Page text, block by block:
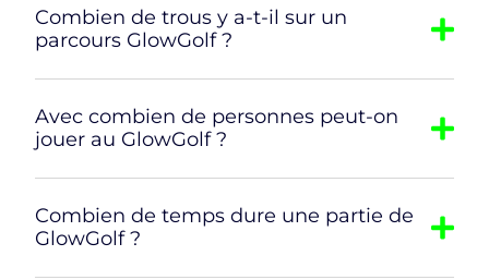
Combien de trous y a-t-il sur un
parcours GlowGolf ?
Avec combien de personnes peut-on
jouer au GlowGolf ?
Combien de temps dure une partie de
GlowGolf ?